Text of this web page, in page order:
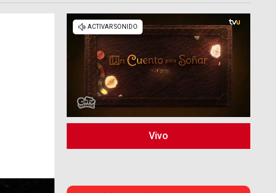
Vivo